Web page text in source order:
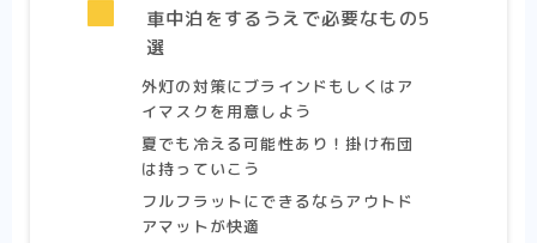
車中泊をするうえで必要なもの5
選
外灯の対策にブラインドもしくはア
イマスクを用意しよう
夏でも冷える可能性あり！掛け布団
は持っていこう
フルフラットにできるならアウトド
アマットが快適